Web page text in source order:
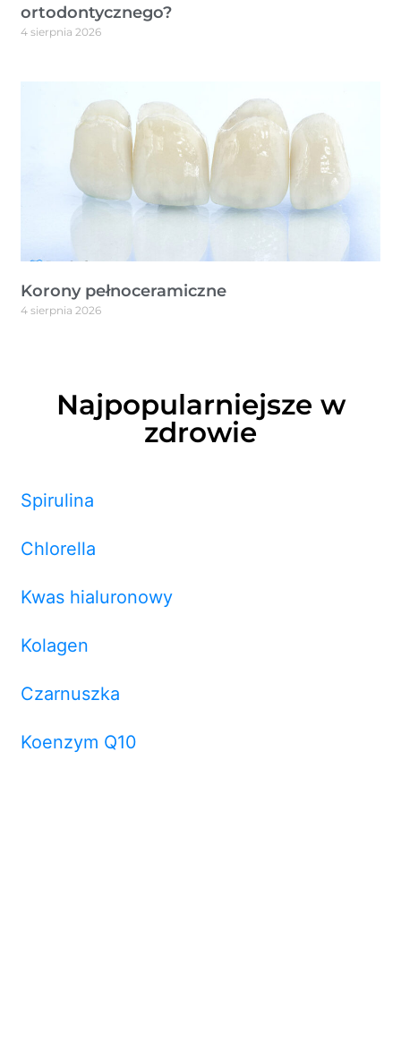
ortodontycznego?
4 sierpnia 2026
Korony pełnoceramiczne
4 sierpnia 2026
Najpopularniejsze w
zdrowie
Spirulina
Chlorella
Kwas hialuronowy
Kolagen
Czarnuszka
Koenzym Q10